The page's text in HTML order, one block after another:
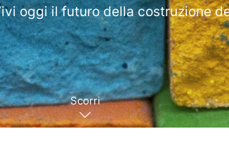
oggi il futuro della costruzione
Scorri